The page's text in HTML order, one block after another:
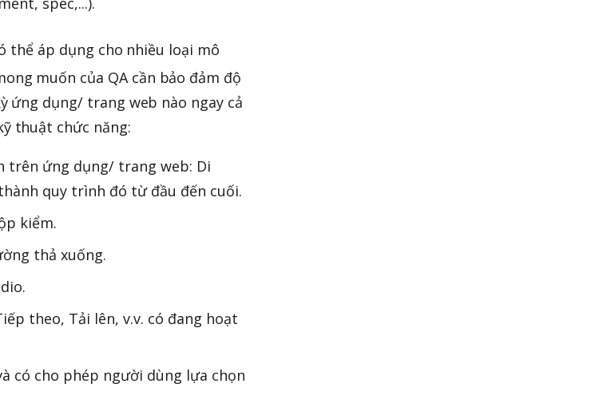
thể áp dụng cho nhiều loại mô
muốn của QA cần bảo đảm độ
ứng dụng/ trang web nào ngay cả
thuật chức năng:
trên ứng dụng/ trang web: Di
quy trình đó từ đầu đến cuối.
kiểm.
thả xuống.
theo, Tải lên, v.v. có đang hoạt
có cho phép người dùng lựa chọn